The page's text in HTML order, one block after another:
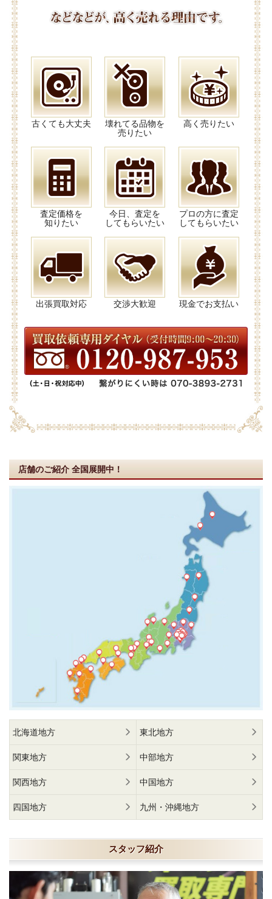
古くても大丈夫
壊れてる品物を
売りたい
高く売りたい
査定価格を
知りたい
今日、査定を
してもらいたい
プロの方に査定
してもらいたい
出張買取対応 交渉大歓迎 現金でお支払い
店舗のご紹介 全国展開中！
北海道地方 東北地方
関東地方 中部地方
関西地方 中国地方
四国地方 九州・沖縄地方
スタッフ紹介